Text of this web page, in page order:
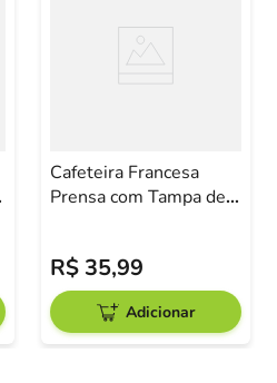
Cafeteira Francesa
Prensa com Tampa de
R$ 35,99
Adicionar